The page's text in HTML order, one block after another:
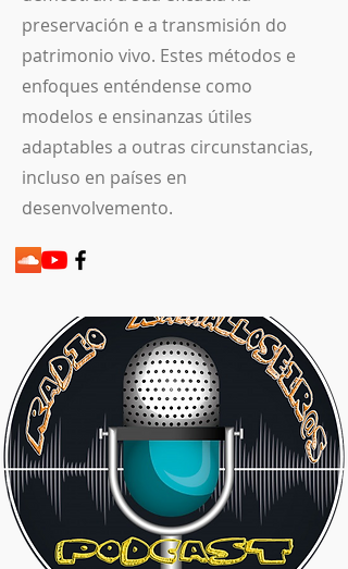
preservación e a transmisión do
patrimonio vivo. Estes métodos e
enfoques enténdense como
modelos e ensinanzas útiles
adaptables a outras circunstancias,
incluso en países en
desenvolvemento.